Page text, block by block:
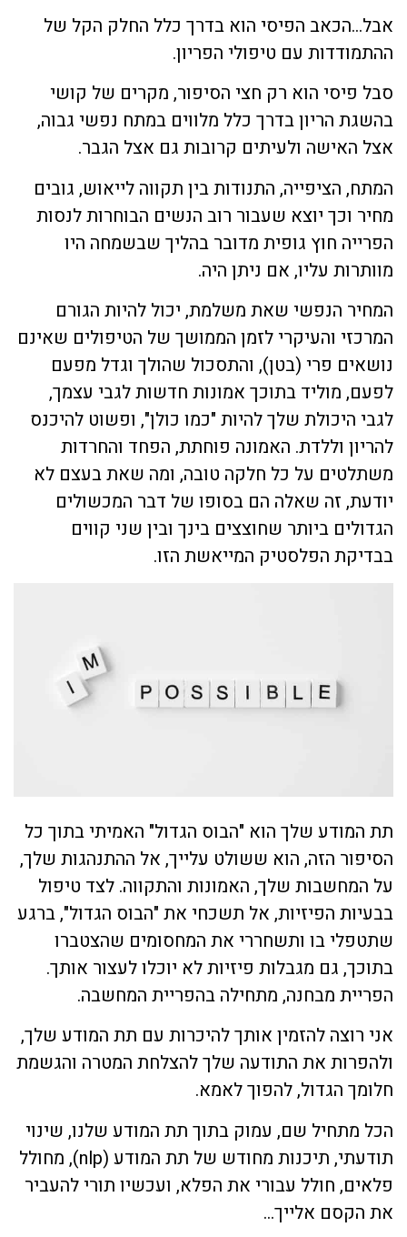
אבל…הכאב הפיסי הוא בדרך כלל החלק הקל של
ההתמודדות עם טיפולי הפריון.
סבל פיסי הוא רק חצי הסיפור, מקרים של קושי
בהשגת הריון בדרך כלל מלווים במתח נפשי גבוה,
אצל האישה ולעיתים קרובות גם אצל הגבר.
המתח, הציפייה, התנודות בין תקווה לייאוש, גובים
מחיר וכך יוצא שעבור רוב הנשים הבוחרות לנסות
הפרייה חוץ גופית מדובר בהליך שבשמחה היו
מוותרות עליו, אם ניתן היה.
המחיר הנפשי שאת משלמת, יכול להיות הגורם
המרכזי והעיקרי לזמן הממושך של הטיפולים שאינם
נושאים פרי (בטן), והתסכול שהולך וגדל מפעם
לפעם, מוליד בתוכך אמונות חדשות לגבי עצמך,
לגבי היכולת שלך להיות "כמו כולן", ופשוט להיכנס
להריון וללדת. האמונה פוחתת, הפחד והחרדות
משתלטים על כל חלקה טובה, ומה שאת בעצם לא
יודעת, זה שאלה הם בסופו של דבר המכשולים
הגדולים ביותר שחוצצים בינך ובין שני קווים
בבדיקת הפלסטיק המייאשת הזו.
תת המודע שלך הוא "הבוס הגדול" האמיתי בתוך כל
הסיפור הזה, הוא ששולט עלייך, אל ההתנהגות שלך,
על המחשבות שלך, האמונות והתקווה. לצד טיפול
בבעיות הפיזיות, אל תשכחי את "הבוס הגדול", ברגע
שתטפלי בו ותשחררי את המחסומים שהצטברו
בתוכך, גם מגבלות פיזיות לא יוכלו לעצור אותך.
הפריית מבחנה, מתחילה בהפריית המחשבה.
אני רוצה להזמין אותך להיכרות עם תת המודע שלך,
ולהפרות את התודעה שלך להצלחת המטרה והגשמת
חלומך הגדול, להפוך לאמא.
הכל מתחיל שם, עמוק בתוך תת המודע שלנו, שינוי
תודעתי, תיכנות מחודש של תת המודע (nlp), מחולל
פלאים, חולל עבורי את הפלא, ועכשיו תורי להעביר
את הקסם אלייך…